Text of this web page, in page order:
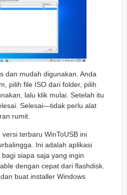
dan mudah digunakan. Anda
pilih file ISO dari folder, pilih
lalu klik mulai. Setelah itu
Selesai—tidak perlu alat
rumit.
terbaru WinToUSB ini
Ini adalah aplikasi
siapa saja yang ingin
dengan cepat dari flashdisk.
buat installer Windows